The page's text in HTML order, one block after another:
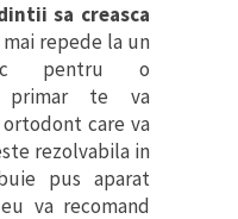
sa creasca
repede la un
pentru o
primar te va
care va
rezolvabila in
pus aparat
va recomand